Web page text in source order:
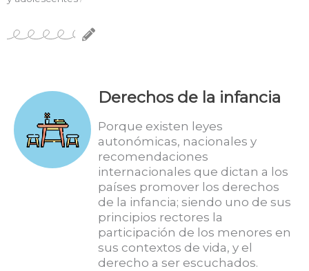
Derechos de la infancia
Porque existen leyes
autonómicas, nacionales y
recomendaciones
internacionales que dictan a los
países promover los derechos
de la infancia; siendo uno de sus
principios rectores la
participación de los menores en
sus contextos de vida, y el
derecho a ser escuchados.